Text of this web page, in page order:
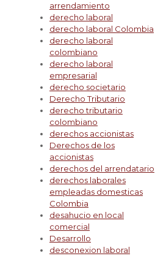
arrendamiento
derecho laboral
derecho laboral Colombia
derecho laboral
colombiano
derecho laboral
empresarial
derecho societario
Derecho Tributario
derecho tributario
colombiano
derechos accionistas
Derechos de los
accionistas
derechos del arrendatario
derechos laborales
empleadas domesticas
Colombia
desahucio en local
comercial
Desarrollo
desconexion laboral